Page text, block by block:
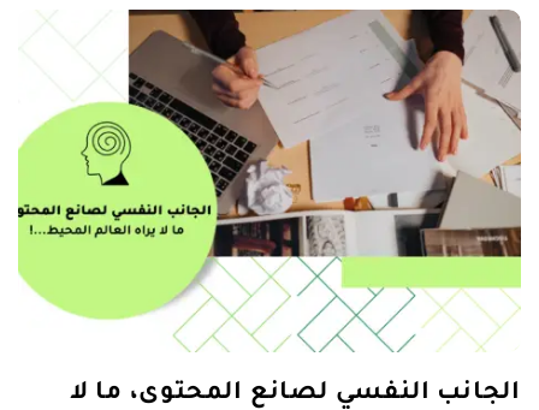
الجانب النفسي لصانع المحتوى، ما لا